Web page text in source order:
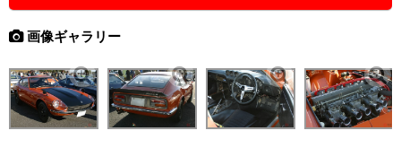
画像ギャラリー